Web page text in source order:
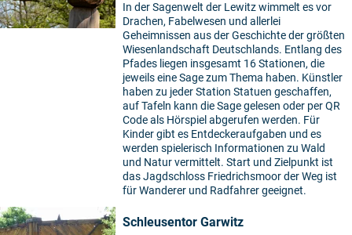
In der Sagenwelt der Lewitz wimmelt es vor
Drachen, Fabelwesen und allerlei
Geheimnissen aus der Geschichte der größten
Wiesenlandschaft Deutschlands. Entlang des
Pfades liegen insgesamt 16 Stationen, die
jeweils eine Sage zum Thema haben. Künstler
haben zu jeder Station Statuen geschaffen,
auf Tafeln kann die Sage gelesen oder per QR
Code als Hörspiel abgerufen werden. Für
Kinder gibt es Entdeckeraufgaben und es
werden spielerisch Informationen zu Wald
und Natur vermittelt. Start und Zielpunkt ist
das Jagdschloss Friedrichsmoor der Weg ist
für Wanderer und Radfahrer geeignet.
Schleusentor Garwitz